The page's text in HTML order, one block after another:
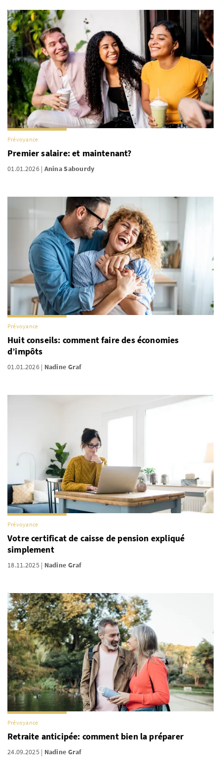
Prévoyance
Premier salaire: et maintenant?
01.01.2026 Anina Sabourdy
Prévoyance
Huit conseils: comment faire des économies
d’impôts
01.01.2026 Nadine Graf
Prévoyance
Votre certificat de caisse de pension expliqué
simplement
18.11.2025 Nadine Graf
Prévoyance
Retraite anticipée: comment bien la préparer
24.09.2025 Nadine Graf